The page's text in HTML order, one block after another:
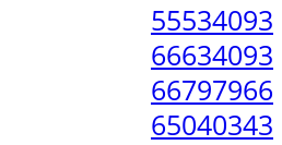
55534093
66634093
66797966
65040343